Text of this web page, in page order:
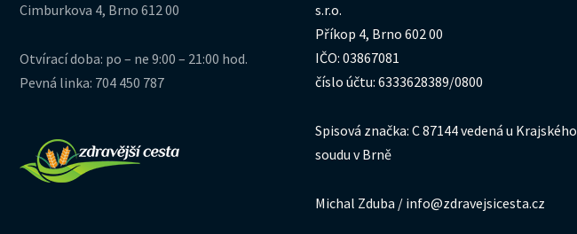
Cimburkova 4, Brno 612 00
Otvírací doba: po – ne 9:00 – 21:00 hod.
Pevná linka: 704 450 787
s.r.o.
Příkop 4, Brno 602 00
IČO: 03867081
číslo účtu: 6333628389/0800
Spisová značka: C 87144 vedená u Krajského
soudu v Brně
Michal Zduba / info@zdravejsicesta.cz